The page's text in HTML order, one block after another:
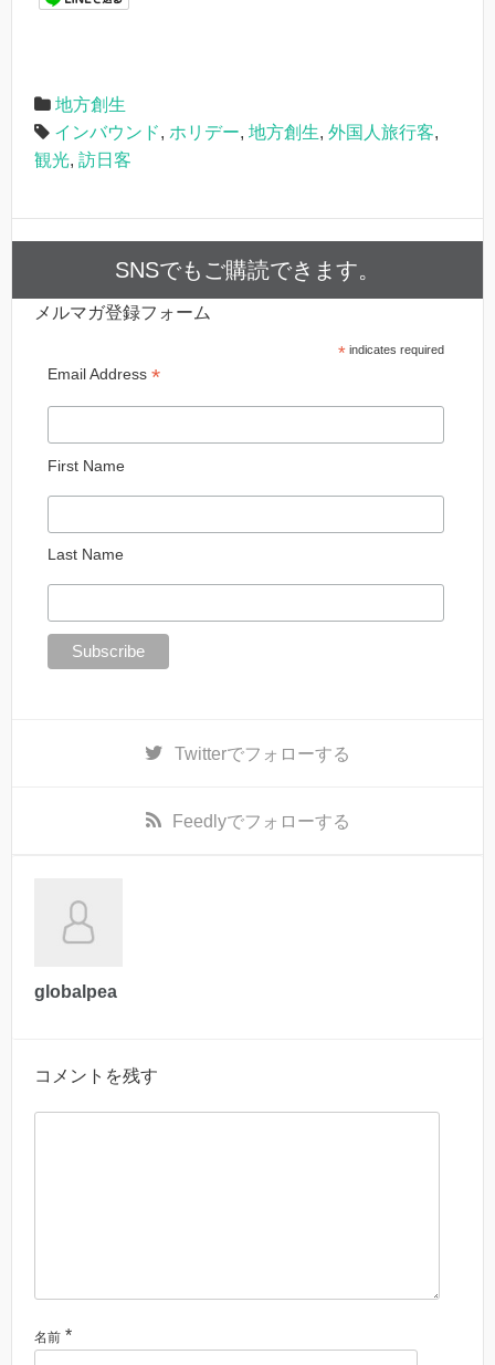
地方創生
インバウンド, ホリデー, 地方創生, 外国人旅行客,
観光, 訪日客
SNSでもご購読できます。
メルマガ登録フォーム
* indicates required
Email Address *
First Name
Last Name
Twitterでフォローする
Feedlyでフォローする
globalpea
コメントを残す
名前 *